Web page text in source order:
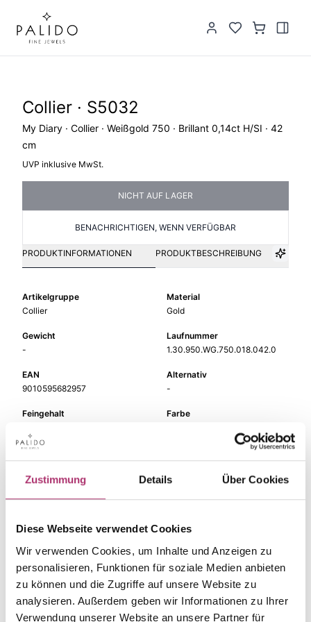
Zustimmung Details Über Cookies
Diese Webseite verwendet Cookies
Wir verwenden Cookies, um Inhalte und Anzeigen zu
personalisieren, Funktionen für soziale Medien anbieten
zu können und die Zugriffe auf unsere Website zu
analysieren. Außerdem geben wir Informationen zu Ihrer
Verwendung unserer Website an unsere Partner für
Collier · S5032
My Diary · Collier · Weißgold 750 · Brillant 0,14ct H/SI · 42
cm
UVP inklusive MwSt.
NICHT AUF LAGER
BENACHRICHTIGEN, WENN VERFÜGBAR
PRODUKTINFORMATIONEN PRODUKTBESCHREIBUNG
Artikelgruppe
Collier
Material
Gold
Gewicht
-
Laufnummer
1.30.950.WG.750.018.042.0
EAN
9010595682957
Alternativ
-
Feingehalt
Farbe
Länge
Stein